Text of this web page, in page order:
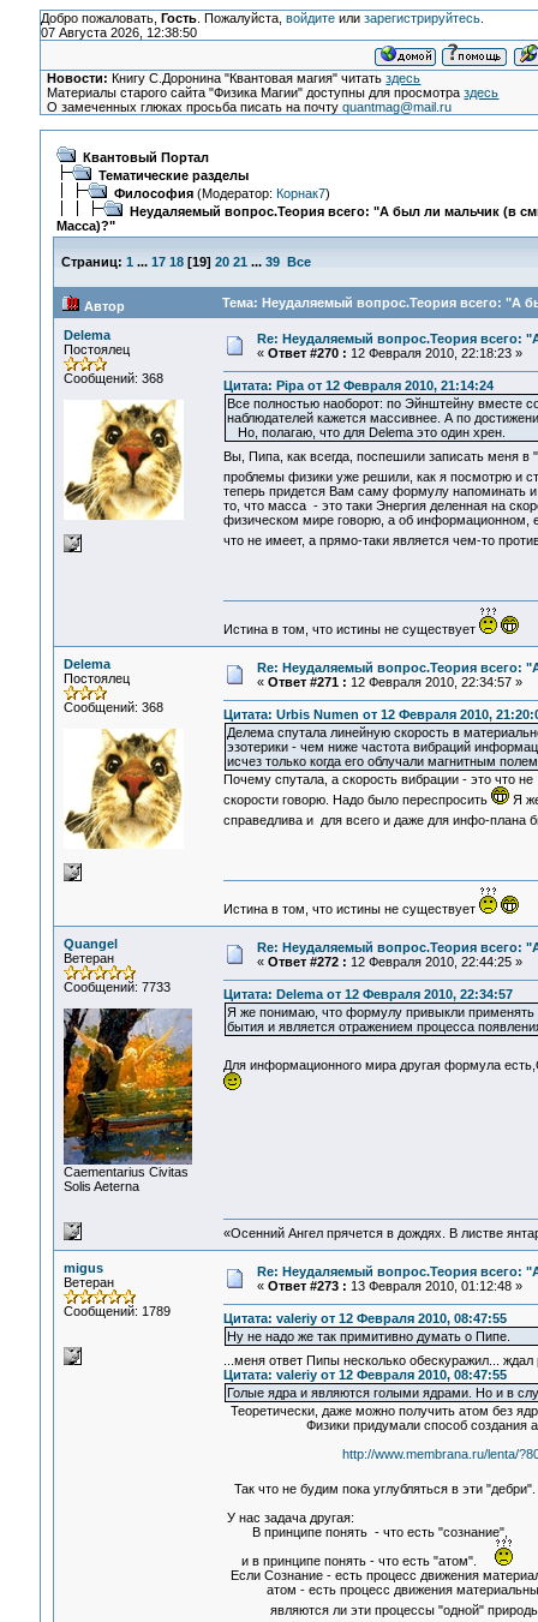
Добро пожаловать, Гость. Пожалуйста, войдитеили зарегистрируйтесь.
07 Августа 2026, 12:38:50
Новости: Книгу С.Доронина "Квантовая магия" читатьздесь
Материалы старого сайта "Физика Магии" доступны для просмотраздесь
О замеченных глюках просьба писать на почтуquantmag@mail.ru
Квантовый Портал
Тематические разделы
Философия(Модератор: Корнак7)
Неудаляемый вопрос.Теория всего: "А был ли мальчик (в
Масса)?"
Страниц: 1 ... 17 18[19] 20 21 ... 39 Все
Автор Тема: Неудаляемый вопрос.Теория всего: "А
Delema
Постоялец
Сообщений: 368
Re: Неудаляемый вопрос.Теория всего:
« Ответ #270 : 12 Февраля 2010, 22:18:23 »
Цитата: Pipa от 12 Февраля 2010, 21:14:24
Все полностью наоборот: по Эйнштейну вместе
наблюдателей кажется массивнее. А по
Но, полагаю, что для Delema это один хрен.
Вы, Пипа, как всегда, поспешили записать меня
проблемы физики уже решили, как я посмотрю и
теперь придется Вам саму формулу напоминать
то, что масса - это таки Энергия деленная на
физическом мире говорю, а об информационном,
что не имеет, а прямо-таки является чем-то
Истина в том, что истины не существует
Delema
Постоялец
Сообщений: 368
Re: Неудаляемый вопрос.Теория всего:
« Ответ #271 : 12 Февраля 2010, 22:34:57 »
Цитата: Urbis Numen от 12 Февраля 2010,
Делема спутала линейную скорость в
эзотерики - чем ниже частота вибраций
исчез только когда его облучали магнитным
Почему спутала, а скорость вибрации - это что
скорости говорю. Надо было переспросить
Я же
справедлива и для всего и даже для инфо-плана
Истина в том, что истины не существует
Quangel
Ветеран
Сообщений: 7733
Сaementarius Civitas
Solis Aeterna
Re: Неудаляемый вопрос.Теория всего:
« Ответ #272 : 12 Февраля 2010, 22:44:25 »
Цитата: Delema от 12 Февраля 2010, 22:34:57
Я же понимаю, что формулу привыкли применять
бытия и является отражением процесса
Для информационного мира другая формула
«Осенний Ангел прячется в дождях. В листве
migus
Ветеран
Сообщений: 1789
Re: Неудаляемый вопрос.Теория всего:
« Ответ #273 : 13 Февраля 2010, 01:12:48 »
Цитата: valeriy от 12 Февраля 2010, 08:47:55
Ну не надо же так примитивно думать о Пипе.
...меня ответ Пипы несколько обескуражил...
Цитата: valeriy от 12 Февраля 2010, 08:47:55
Голые ядра и являются голыми ядрами. Но и в
Теоретически, даже можно получить атом без
Физики придумали способ создания
http://www.membrana.ru/lenta/
Так что не будим пока углубляться в эти
У нас задача другая:
В принципе понять - что есть "сознание",
и в принципе понять - что есть "атом".
Если Сознание - есть процесс движения
атом - есть процесс движения
являются ли эти процессы "одной"